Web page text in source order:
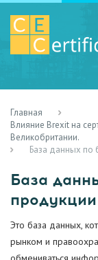
Главная
Влияние Brexit на
Великобритании.
База данных по
База
Это база данных,
рынком и